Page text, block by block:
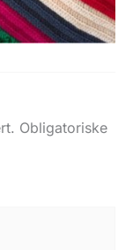
Obligatoriske